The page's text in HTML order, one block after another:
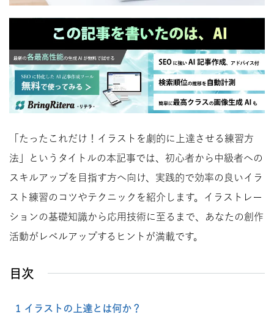
「たったこれだけ！イラストを劇的に上達させる練習方
法」というタイトルの本記事では、初心者から中級者への
スキルアップを目指す方へ向け、実践的で効率の良いイラ
スト練習のコツやテクニックを紹介します。イラストレー
ションの基礎知識から応用技術に至るまで、あなたの創作
活動がレベルアップするヒントが満載です。
目次
1 イラストの上達とは何か？